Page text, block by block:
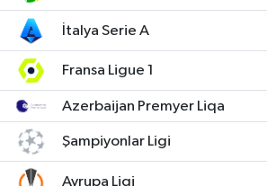
İtalya Serie A
Fransa Ligue 1
Azerbaijan Premyer Liqa
Şampiyonlar Ligi
Avrupa Ligi